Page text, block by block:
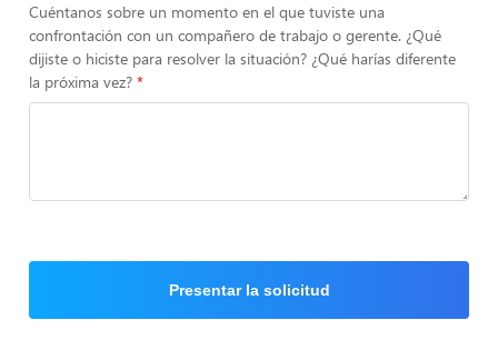
Cuéntanos sobre un momento en el que tuviste una
confrontación con un compañero de trabajo o gerente. ¿Qué
dijiste o hiciste para resolver la situación? ¿Qué harías diferente
la próxima vez?
Presentar la solicitud